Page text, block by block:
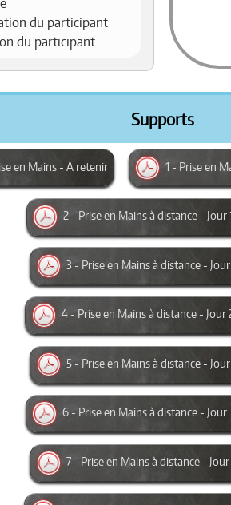
du participant
du participant
Supports
en Mains - A retenir 1 - Prise en
2 - Prise en Mains à distance - Jour
3 - Prise en Mains à distance -
4 - Prise en Mains à distance - Jour
5 - Prise en Mains à distance -
6 - Prise en Mains à distance - Jour
7 - Prise en Mains à distance -